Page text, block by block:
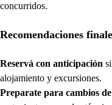
concurridos.
Recomendaciones
Reservá con anticipación
alojamiento y excursiones.
Preparate para cambios